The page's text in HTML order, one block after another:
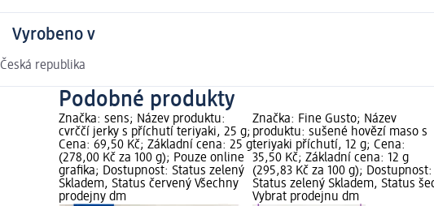
Vyrobeno v
Česká republika
Podobné produkty
Značka: sens; Název produktu:
cvrččí jerky s příchutí teriyaki, 25 g;
Cena: 69,50 Kč; Základní cena: 25 g
(278,00 Kč za 100 g); Pouze online
grafika; Dostupnost: Status zelený
Skladem, Status červený Všechny
prodejny dm
Značka: Fine Gusto; Název
produktu: sušené hovězí maso s
teriyaki příchutí, 12 g; Cena:
35,50 Kč; Základní cena: 12 g
(295,83 Kč za 100 g); Dostupnost:
Status zelený Skladem, Status
Vybrat prodejnu dm